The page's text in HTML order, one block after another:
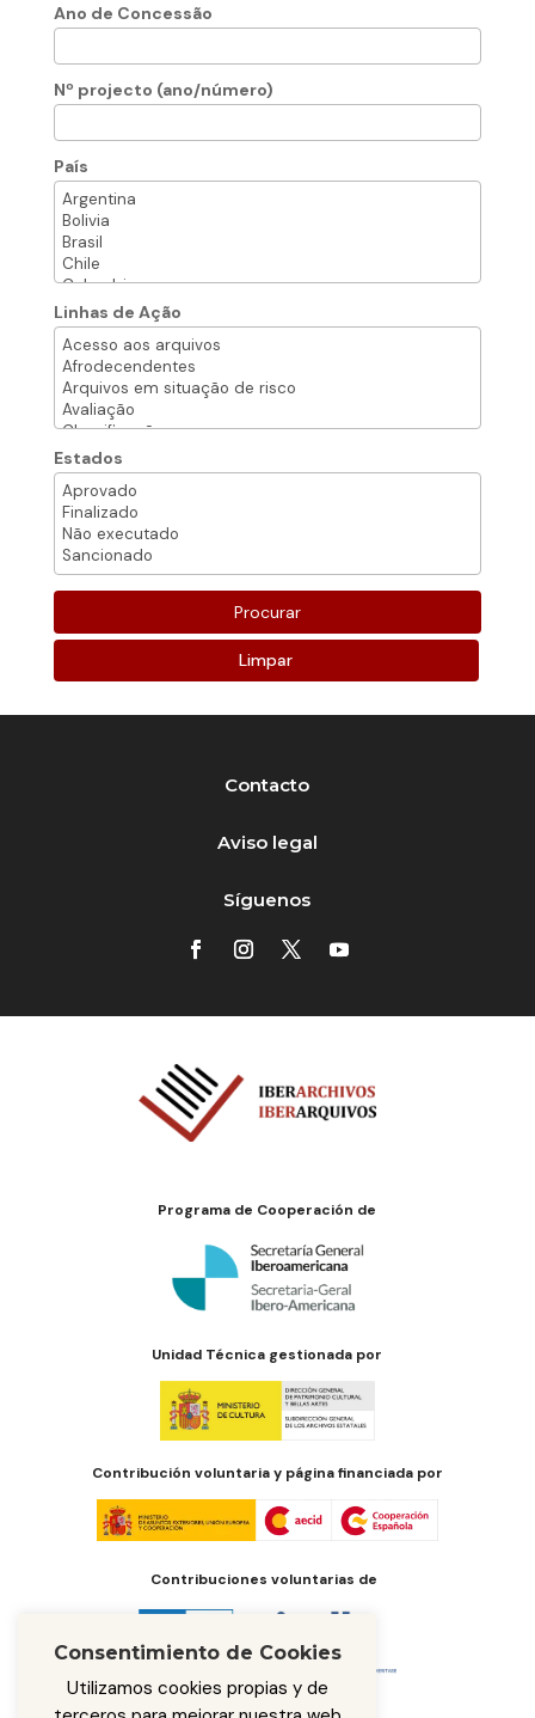
Ano de Concessão
Nº projecto (ano/número)
País
Linhas de Ação
Estados
Limpar
Contacto
Aviso legal
Síguenos
Programa de Cooperación de
Unidad Técnica gestionada por
Contribución voluntaria y página financiada por
Contribuciones voluntarias de
Consentimiento de Cookies
Utilizamos cookies propias y de